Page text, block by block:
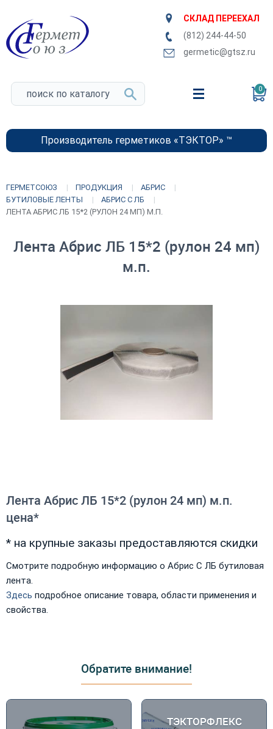
СКЛАД ПЕРЕЕХАЛ
(812) 244-44-50
germetic@gtsz.ru
0
Производитель герметиков «ТЭКТОР» ™
ГЕРМЕТСОЮЗ ПРОДУКЦИЯ
АБРИС
БУТИЛОВЫЕ ЛЕНТЫ
АБРИС С ЛБ
ЛЕНТА АБРИС ЛБ 15*2 (РУЛОН 24 МП) М.П.
Лента Абрис ЛБ 15*2 (рулон 24 мп)
м.п.
Лента Абрис ЛБ 15*2 (рулон 24 мп) м.п.
цена*
* на крупные заказы предоставляются скидки
Смотрите подробную информацию о Абрис С ЛБ бутиловая
лента.
Здесь подробное описание товара, области применения и
свойства.
Обратите внимание!
ТЭКТОРФЛЕКС